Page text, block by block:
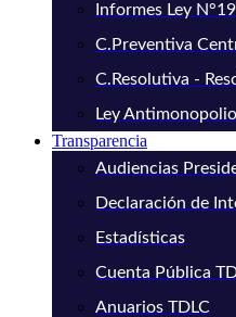
Informes Ley
C.Preventiva
C.Resolutiva -
Ley
Transparencia
Audiencias
Declaración de
Estadísticas
Cuenta Pública
Anuarios TDLC